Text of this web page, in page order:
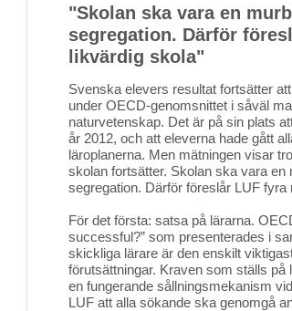
"Skolan ska vara en
segregation. Därför
likvärdig skola"
Svenska elevers resultat fortsätter
under OECD-genomsnittet i såväl
naturvetenskap. Det är på sin plats
år 2012, och att eleverna hade gått
läroplanerna. Men mätningen visar
skolan fortsätter. Skolan ska vara
segregation. Därför föreslår LUF
För det första: satsa på lärarna.
successful?” som presenterades i
skickliga lärare är den enskilt
förutsättningar. Kraven som ställs
en fungerande sållningsmekanism
LUF att alla sökande ska genomgå